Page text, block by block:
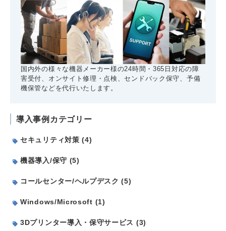
国内外の様々な機器メーカー様の24時間・365日対応の障
害受付、オンサイト修理・点検、センドバック保守、予備
機保管などを代行いたします。
導入事例カテゴリー
セキュリティ対策 (4)
機器導入/保守 (5)
コールセンター/ヘルプデスク (5)
Windows/Microsoft (1)
3Dプリンター導入・保守サービス (3)